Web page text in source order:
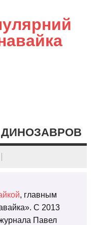
, главным
С 2013
Павел